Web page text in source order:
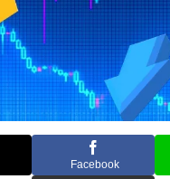
Facebook